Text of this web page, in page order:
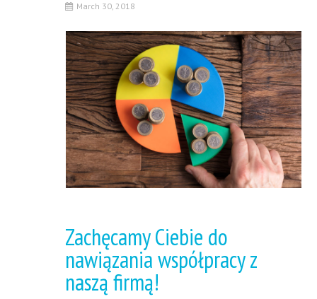
March 30, 2018
Zachęcamy Ciebie do
nawiązania współpracy z
naszą firmą!